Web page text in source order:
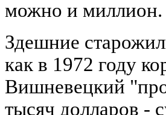
можно и миллион.
Здешние
как в 1972 году
Вишневецкий
тысяч долларов -